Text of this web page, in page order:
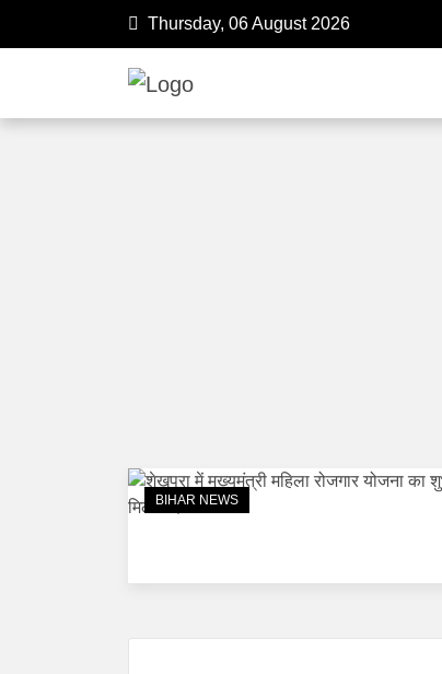
Thursday, 06 August 2026
BIHAR NEWS